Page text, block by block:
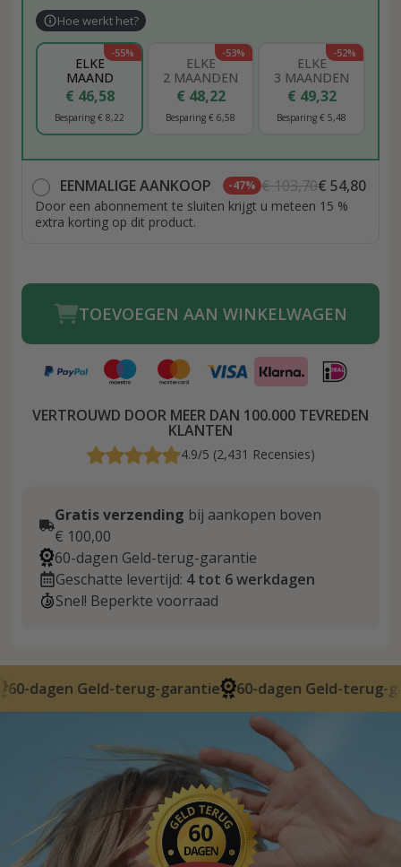
Hoe werkt het?
-55%
ELKE
MAAND
€ 46,58
Besparing € 8,22
-53%
ELKE
2 MAANDEN
€ 48,22
Besparing € 6,58
-52%
ELKE
3 MAANDEN
€ 49,32
Besparing € 5,48
EENMALIGE AANKOOP -47% € 103,70€ 54,80
Door een abonnement te sluiten krijgt u meteen 15 %
extra korting op dit product.
TOEVOEGEN AAN WINKELWAGEN
VERTROUWD DOOR MEER DAN 100.000 TEVREDEN
KLANTEN
4.9/5 (2,431 Recensies)
Gratis verzending bij aankopen boven
€ 100,00
60-dagen Geld-terug-garantie
Geschatte levertijd: 4 tot 6 werkdagen
Snel! Beperkte voorraad
Geld-terug-garantie 60-dagen Geld-terug-garantie